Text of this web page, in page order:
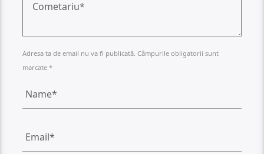
Adresa ta de email nu va fi publicată. Câmpurile obligatorii sunt
marcate *